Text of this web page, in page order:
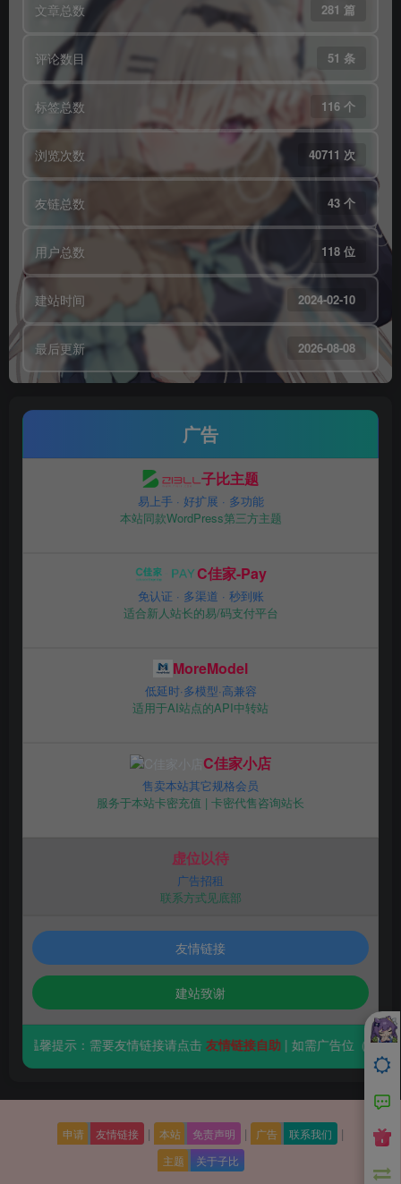
文章总数 281 篇
评论数目 51 条
标签总数 116 个
浏览次数 40711 次
友链总数 43 个
用户总数 118 位
建站时间 2024-02-10
最后更新 2026-08-08
广告
子比主题
易上手 · 好扩展 · 多功能
本站同款WordPress第三方主题
C佳家-Pay
免认证 · 多渠道 · 秒到账
适合新人站长的易/码支付平台
MoreModel
低延时·多模型·高兼容
适用于AI站点的API中转站
C佳家小店
售卖本站其它规格会员
服务于本站卡密充值 | 卡密代售咨询站长
虚位以待
广告招租
联系方式见底部
友情链接
建站致谢
温馨提示：需要友情链接请点击友情链接自助| 如需广告位（10元/月
申请 友情链接 | 本站 免责声明 | 广告 联系我们 |
主题 关于子比